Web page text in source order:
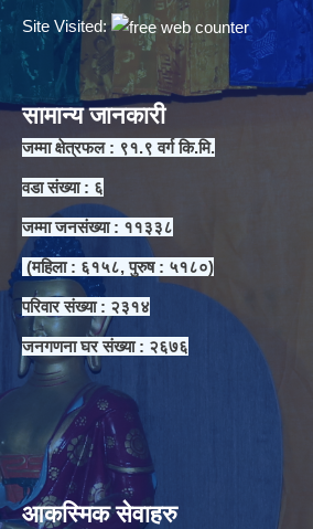
Site Visited:
सामान्य जानकारी
जम्मा क्षेत्रफल : ९१.९ वर्ग कि.मि.
वडा संख्या : ६
जम्मा जनसंख्या : ११३३८
(महिला : ६१५८, पुरुष : ५१८०)
परिवार संख्या : २३१४
जनगणना घर संख्या : २६७६
आकस्मिक सेवाहरु